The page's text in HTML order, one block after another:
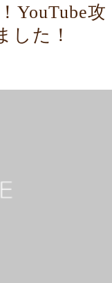
YouTube攻
した！